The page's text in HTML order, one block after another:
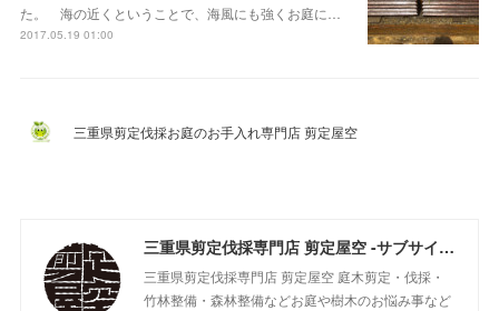
た。 海の近くということで、海風にも強くお庭に…
2017.05.19 01:00
三重県剪定伐採お庭のお手入れ専門店 剪定屋空
三重県剪定伐採専門店 剪定屋空 -サブサイト-
三重県剪定伐採専門店 剪定屋空 庭木剪定・伐採・
竹林整備・森林整備などお庭や樹木のお悩み事など